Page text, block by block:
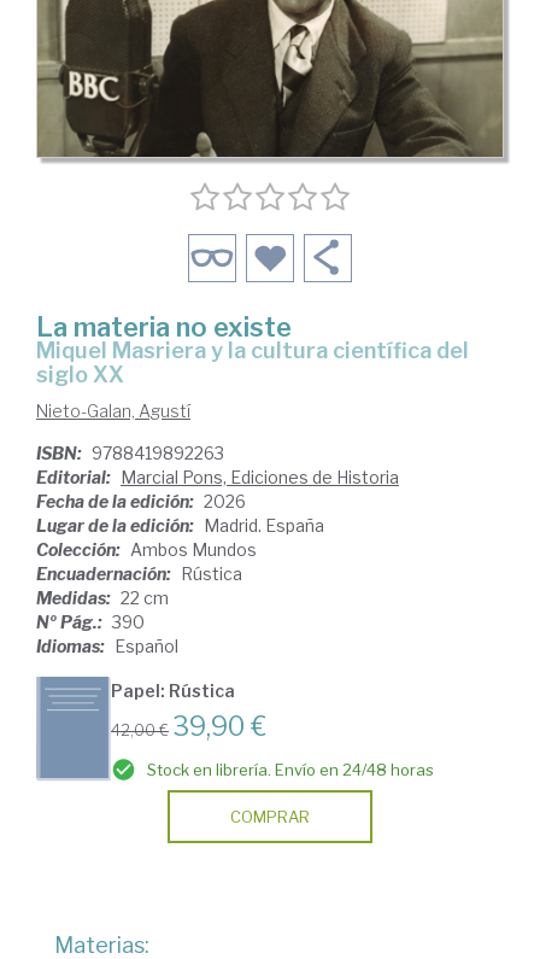
La materia no existe
Miquel Masriera y la cultura científica del
siglo XX
Nieto-Galan, Agustí
ISBN: 9788419892263
Editorial: Marcial Pons, Ediciones de Historia
Fecha de la edición: 2026
Lugar de la edición: Madrid. España
Colección: Ambos Mundos
Encuadernación: Rústica
Medidas: 22 cm
Nº Pág.: 390
Idiomas: Español
Papel: Rústica
42,00 € 39,90 €
Stock en librería. Envío en 24/48 horas
COMPRAR
Materias: